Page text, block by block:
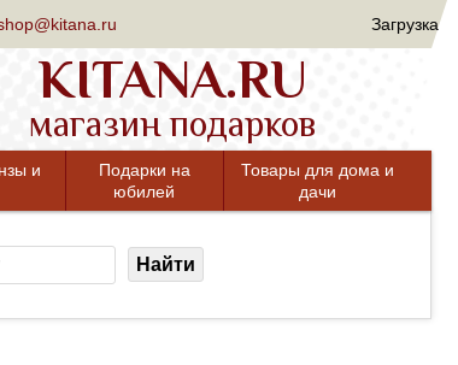
Загрузка
KITANA.RU
магазин подарков
и
Подарки на
юбилей
Товары для дома и
дачи
Найти